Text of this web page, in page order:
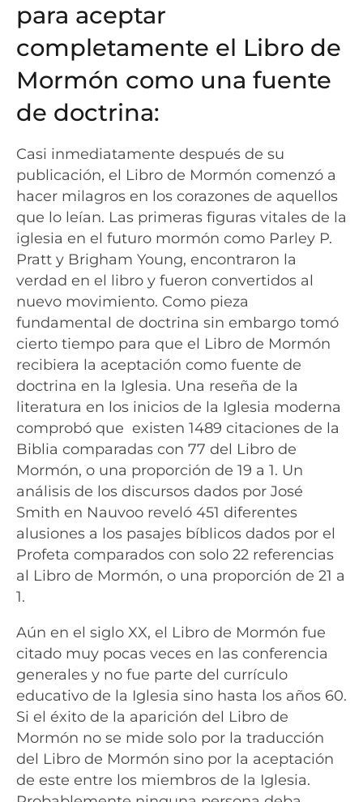
para aceptar
completamente el Libro de
Mormón como una fuente
de doctrina:
Casi inmediatamente después de su
publicación, el Libro de Mormón comenzó a
hacer milagros en los corazones de aquellos
que lo leían. Las primeras figuras vitales de la
iglesia en el futuro mormón como Parley P.
Pratt y Brigham Young, encontraron la
verdad en el libro y fueron convertidos al
nuevo movimiento. Como pieza
fundamental de doctrina sin embargo tomó
cierto tiempo para que el Libro de Mormón
recibiera la aceptación como fuente de
doctrina en la Iglesia. Una reseña de la
literatura en los inicios de la Iglesia moderna
comprobó que existen 1489 citaciones de la
Biblia comparadas con 77 del Libro de
Mormón, o una proporción de 19 a 1. Un
análisis de los discursos dados por José
Smith en Nauvoo reveló 451 diferentes
alusiones a los pasajes bíblicos dados por el
Profeta comparados con solo 22 referencias
al Libro de Mormón, o una proporción de 21 a
1.
Aún en el siglo XX, el Libro de Mormón fue
citado muy pocas veces en las conferencia
generales y no fue parte del currículo
educativo de la Iglesia sino hasta los años 60.
Si el éxito de la aparición del Libro de
Mormón no se mide solo por la traducción
del Libro de Mormón sino por la aceptación
de este entre los miembros de la Iglesia.